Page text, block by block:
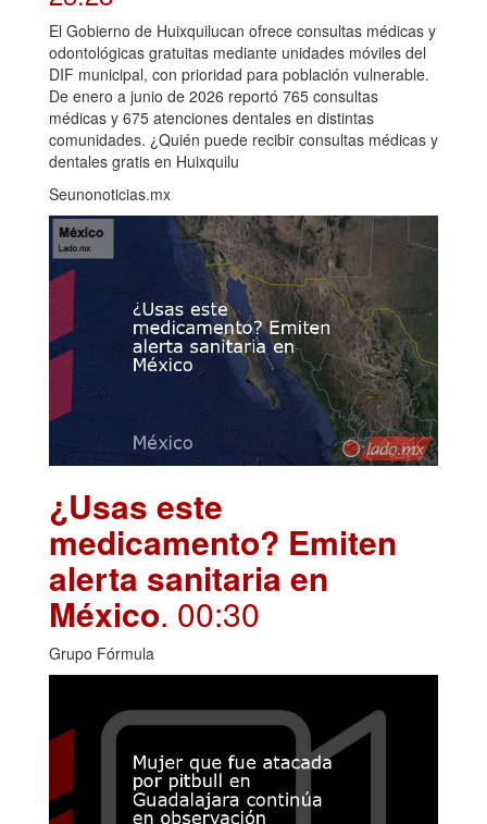
El Gobierno de Huixquilucan ofrece consultas médicas y
odontológicas gratuitas mediante unidades móviles del
DIF municipal, con prioridad para población vulnerable.
De enero a junio de 2026 reportó 765 consultas
médicas y 675 atenciones dentales en distintas
comunidades. ¿Quién puede recibir consultas médicas y
dentales gratis en Huixquilu
Seunonoticias.mx
¿Usas este
medicamento? Emiten
alerta sanitaria en
México. 00:30
Grupo Fórmula